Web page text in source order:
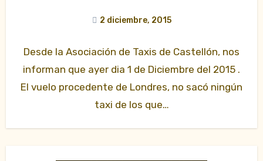
2 diciembre, 2015
Desde la Asociación de Taxis de Castellón, nos
informan que ayer dia 1 de Diciembre del 2015 .
El vuelo procedente de Londres, no sacó ningún
taxi de los que…